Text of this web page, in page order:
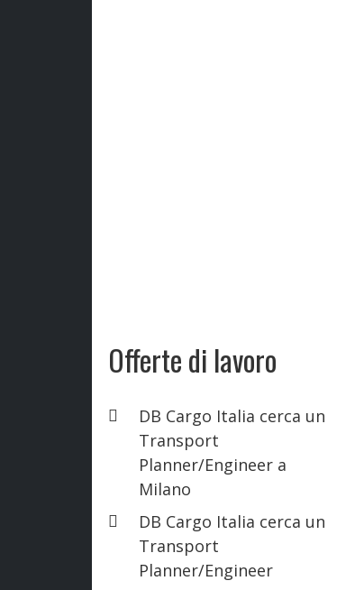
Offerte di lavoro
DB Cargo Italia cerca un
Transport
Planner/Engineer a
Milano
DB Cargo Italia cerca un
Transport
Planner/Engineer